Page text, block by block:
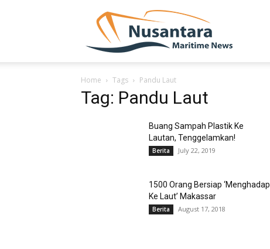
Home Tags Pandu Laut
Tag: Pandu Laut
Buang Sampah Plastik Ke
Lautan, Tenggelamkan!
Berita July 22, 2019
1500 Orang Bersiap ‘Menghadap
Ke Laut’ Makassar
Berita August 17, 2018